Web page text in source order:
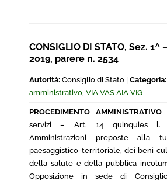
CONSIGLIO DI STATO, Sez.
2019, parere n. 2534
Autorità: Consiglio di Stato | Categoria:
amministrativo, VIA VAS AIA VIG
PROCEDIMENTO AMMINISTRATIVO
servizi – Art. 14 quinquies l.
Amministrazioni preposte alla
paesaggistico-territoriale, dei beni
della salute e della pubblica
Opposizione in sede di